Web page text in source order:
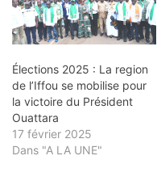
Élections 2025 : La region
de l’Iffou se mobilise pour
la victoire du Président
Ouattara
17 février 2025
Dans "A LA UNE"